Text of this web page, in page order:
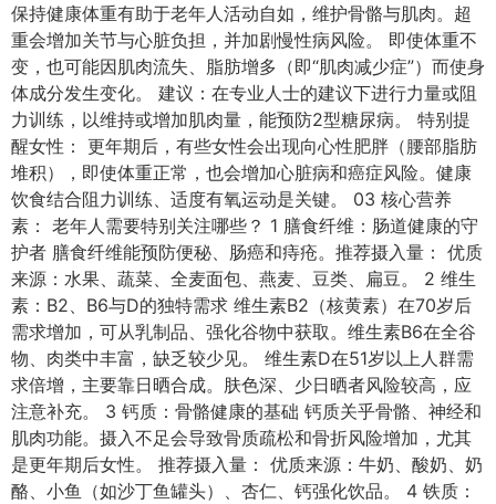
保持健康体重有助于老年人活动自如，维护骨骼与肌肉。超
重会增加关节与心脏负担，并加剧慢性病风险。 即使体重不
变，也可能因肌肉流失、脂肪增多（即“肌肉减少症”）而使身
体成分发生变化。 建议：在专业人士的建议下进行力量或阻
力训练，以维持或增加肌肉量，能预防2型糖尿病。 特别提
醒女性： 更年期后，有些女性会出现向心性肥胖（腰部脂肪
堆积），即使体重正常，也会增加心脏病和癌症风险。健康
饮食结合阻力训练、适度有氧运动是关键。 03 核心营养
素： 老年人需要特别关注哪些？ 1 膳食纤维：肠道健康的守
护者 膳食纤维能预防便秘、肠癌和痔疮。推荐摄入量： 优质
来源：水果、蔬菜、全麦面包、燕麦、豆类、扁豆。 2 维生
素：B2、B6与D的独特需求 维生素B2（核黄素）在70岁后
需求增加，可从乳制品、强化谷物中获取。维生素B6在全谷
物、肉类中丰富，缺乏较少见。 维生素D在51岁以上人群需
求倍增，主要靠日晒合成。肤色深、少日晒者风险较高，应
注意补充。 3 钙质：骨骼健康的基础 钙质关乎骨骼、神经和
肌肉功能。摄入不足会导致骨质疏松和骨折风险增加，尤其
是更年期后女性。 推荐摄入量： 优质来源：牛奶、酸奶、奶
酪、小鱼（如沙丁鱼罐头）、杏仁、钙强化饮品。 4 铁质：